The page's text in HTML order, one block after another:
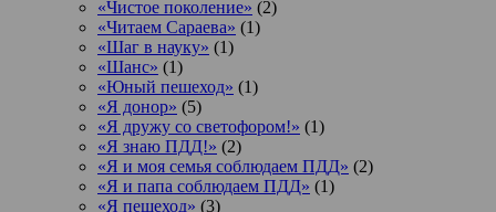
«Чистое поколение» (2)
«Читаем Сараева» (1)
«Шаг в науку» (1)
«Шанс» (1)
«Юный пешеход» (1)
«Я донор» (5)
«Я дружу со светофором!» (1)
«Я знаю ПДД!» (2)
«Я и моя семья соблюдаем ПДД» (2)
«Я и папа соблюдаем ПДД» (1)
«Я пешеход» (3)